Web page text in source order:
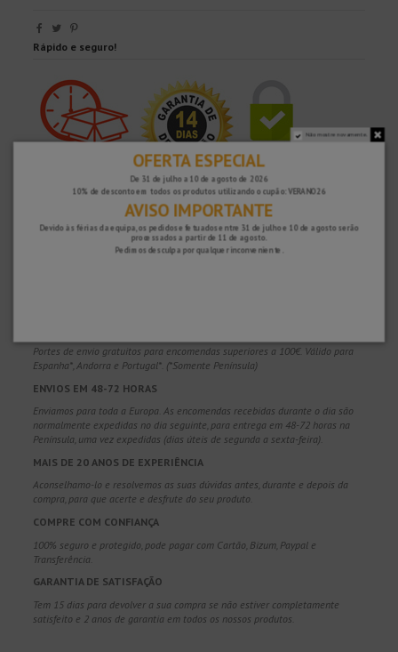
Rápido e seguro!
Portes de envio gratuitos para encomendas superiores a 100€. Válido para
Espanha*, Andorra e Portugal*. (*Somente Península)
ENVIOS EM 48-72 HORAS
Enviamos para toda a Europa. As encomendas recebidas durante o dia são
normalmente expedidas no dia seguinte, para entrega em 48-72 horas na
Península, uma vez expedidas (dias úteis de segunda a sexta-feira).
MAIS DE 20 ANOS DE EXPERIÊNCIA
Aconselhamo-lo e resolvemos as suas dúvidas antes, durante e depois da
compra, para que acerte e desfrute do seu produto.
COMPRE COM CONFIANÇA
100% seguro e protegido, pode pagar com Cartão, Bizum, Paypal e
Transferência.
GARANTIA DE SATISFAÇÃO
Tem 15 dias para devolver a sua compra se não estiver completamente
satisfeito e 2 anos de garantia em todos os nossos produtos.
Não mostre novamente.
OFERTA ESPECIAL
De 31 de julho a 10 de agosto de 2026
10% de desconto em todos os produtos utilizando o cupão: VERANO26
AVISO IMPORTANTE
Devido às férias da equipa, os pedidos efetuados entre 31 de julho e 10 de agosto serão
processados ​​a partir de 11 de agosto.
Pedimos desculpa por qualquer inconveniente.